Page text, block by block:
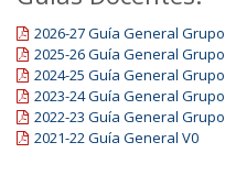
2026-27 Guía General
2025-26 Guía General
2024-25 Guía General
2023-24 Guía General
2022-23 Guía General
2021-22 Guía General V0